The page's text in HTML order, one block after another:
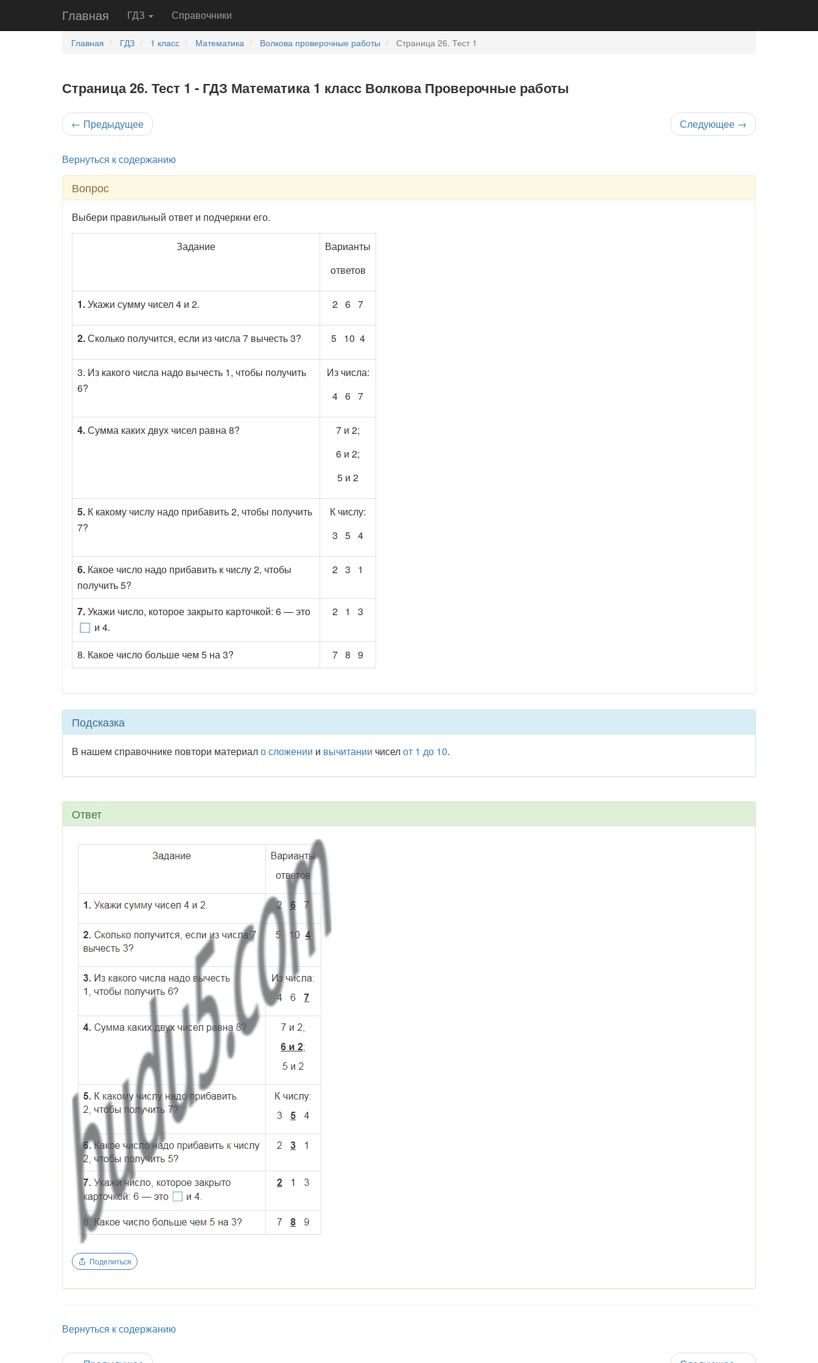
Главная ГДЗ Справочники
Главная ГДЗ 1 класс Математика Волкова проверочные работы Страница 26. Тест 1
Страница 26. Тест 1 - ГДЗ Математика 1 класс Волкова Проверочные работы
← Предыдущее Следующее →
Вернуться к содержанию
Вопрос
Выбери правильный ответ и подчеркни его.
Задание
Варианты
ответов
1.Укажи сумму чисел 4 и 2. 2 6 7
2.Сколько получится, если из числа 7 вычесть 3? 5 10 4
3. Из какого числа надо вычесть 1, чтобы получить
6?
Из числа:
4 6 7
4.Сумма каких двух чисел равна 8?
7 и 2;
6 и 2;
5 и 2
5. К какому числу надо прибавить 2, чтобы получить
7?
К числу:
3 5 4
6. Какое число надо прибавить к числу 2, чтобы
получить 5?
2 3 1
7.Укажи число, которое закрыто карточкой: 6 — это
и 4.
2 1 3
8. Какое число больше чем 5 на 3? 7 8 9
Подсказка
В нашем справочнике повтори материало сложении и вычитании чиселот 1 до 10.
Ответ
Поделиться
Вернуться к содержанию